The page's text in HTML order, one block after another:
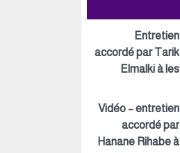
Entretien
accordé par Tarik
Elmalki à les
Vidéo – entretien
accordé par
Hanane Rihabe à